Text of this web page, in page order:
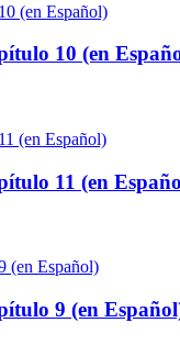
10 (en
11 (en
9 (en